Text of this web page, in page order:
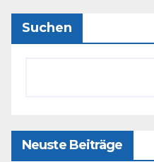
Suchen
Neuste Beiträge